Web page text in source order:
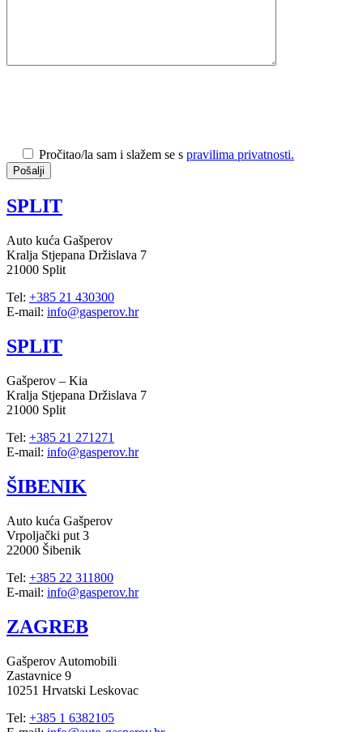
Pročitao/la sam i slažem se s pravilima privatnosti.
SPLIT
Auto kuća Gašperov
Kralja Stjepana Držislava 7
21000 Split
Tel: +385 21 430300
E-mail: info@gasperov.hr
SPLIT
Gašperov – Kia
Kralja Stjepana Držislava 7
21000 Split
Tel: +385 21 271271
E-mail: info@gasperov.hr
ŠIBENIK
Auto kuća Gašperov
Vrpoljački put 3
22000 Šibenik
Tel: +385 22 311800
E-mail: info@gasperov.hr
ZAGREB
Gašperov Automobili
Zastavnice 9
10251 Hrvatski Leskovac
Tel: +385 1 6382105